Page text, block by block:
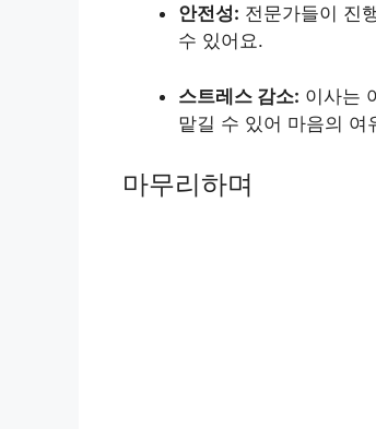
안전성: 전문가들이 진
수 있어요.
스트레스 감소: 이사는
맡길 수 있어 마음의 여
마무리하며